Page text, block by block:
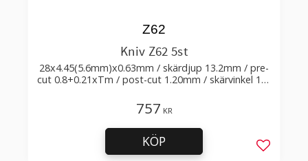
Kniv Z62 5st
28x4.45(5.6mm)x0.63mm / skärdjup 13.2mm / pre-
cut 0.8+0.21xTm / post-cut 1.20mm / skärvinkel 15°
Z62
757 KR
Lägg till
KÖP